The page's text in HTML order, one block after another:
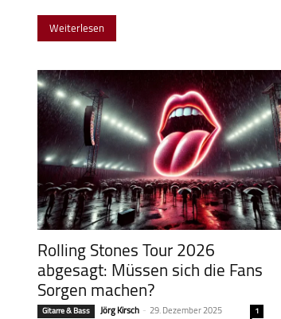
Weiterlesen
Rolling Stones Tour 2026
abgesagt: Müssen sich die Fans
Sorgen machen?
Gitarre & Bass Jörg Kirsch - 29. Dezember 2025 1